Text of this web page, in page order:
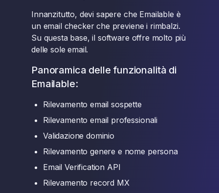
Innanzitutto, devi sapere che Emailable è
un email checker che previene i rimbalzi.
Su questa base, il software offre molto più
delle sole email.
Panoramica delle funzionalità di
Emailable:
Rilevamento email sospette
Rilevamento email professionali
Validazione dominio
Rilevamento genere e nome persona
Email Verification API
Rilevamento record MX